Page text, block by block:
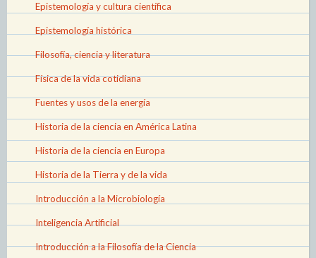
Epistemología y cultura científica
Epistemología histórica
Filosofía, ciencia y literatura
Física de la vida cotidiana
Fuentes y usos de la energía
Historia de la ciencia en América Latina
Historia de la ciencia en Europa
Historia de la Tierra y de la vida
Introducción a la Microbiología
Inteligencia Artificial
Introducción a la Filosofía de la Ciencia